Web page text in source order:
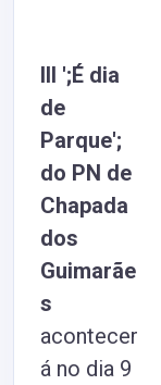
III ';É dia
de
Parque';
do PN de
Chapada
dos
Guimarãe
s
acontecer
á no dia 9